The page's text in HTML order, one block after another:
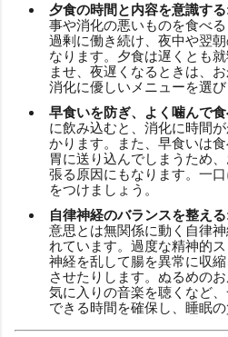
夕食の時間と内容を意識す
事や消化の悪いものを食べ
過剰に働き続け、夜中や翌
なります。夕食は遅くとも
ませ、夜遅くなるときは、
消化に優しいメニューを選び
早食いを防ぎ、よく噛んで
に飲み込むと、消化に時間
かります。また、早食いは
胃に送り込んでしまうため
張る原因にもなります。一
をつけましょう。
自律神経のバランスを整え
意思とは無関係に動く自律
れています。過度な精神的
神経を乱して腸を異常に収
させたりします。ぬるめの
気に入りの音楽を聴くなど
できる時間を確保し、睡眠の